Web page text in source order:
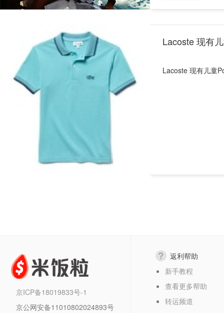
Lacoste 现有
Lacoste 现有儿童
京ICP备18019833号-1
京公网安备11010802024893号
返利帮助
新手教程
查看更多帮助
转运频道